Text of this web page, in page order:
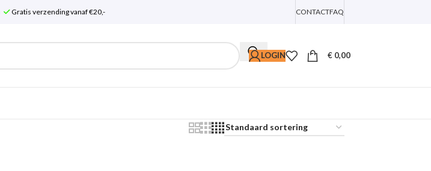
Gratis verzending vanaf €20,- CONTACTFAQ
LOGIN € 0,00